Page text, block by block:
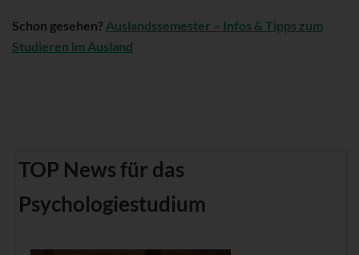
Schon gesehen? Auslandssemester – Infos & Tipps zum
Studieren im Ausland
TOP News für das
Psychologiestudium